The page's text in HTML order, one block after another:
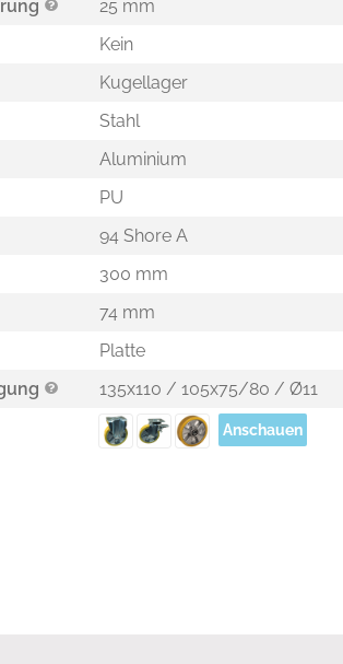
25 mm
Kein
Kugellager
Stahl
Aluminium
PU
94 Shore A
300 mm
74 mm
Platte
135x110 / 105x75/80 / Ø11
Anschauen